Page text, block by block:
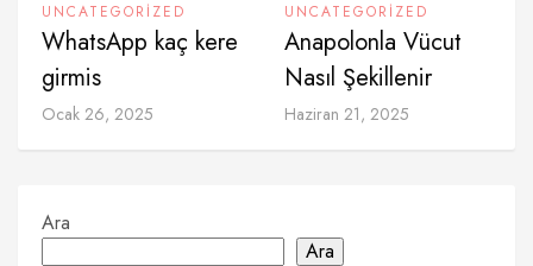
UNCATEGORIZED
WhatsApp kaç kere
girmis
Ocak 26, 2025
UNCATEGORIZED
Anapolonla Vücut
Nasıl Şekillenir
Haziran 21, 2025
Ara
Ara